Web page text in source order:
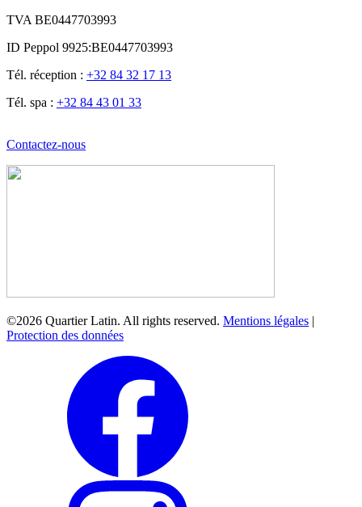
TVA BE0447703993
ID Peppol 9925:BE0447703993
Tél. réception : +32 84 32 17 13
Tél. spa : +32 84 43 01 33
Contactez-nous
©2026 Quartier Latin. All rights reserved. Mentions légales |
Protection des données